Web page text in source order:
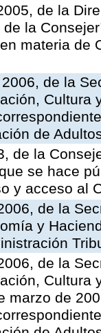
de la
la
materia de
de la
Cultura
de
de la
se hace
y acceso al
de la
y
de la
Cultura
marzo de